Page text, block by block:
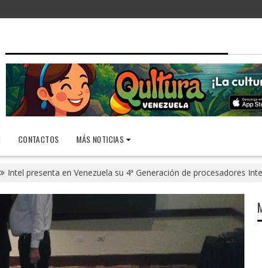
CONTACTOS MÁS NOTICIAS
Intel presenta en Venezuela su 4ª Generación de procesadores